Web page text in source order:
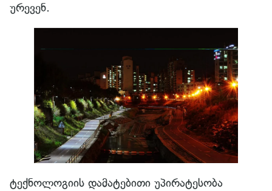
ურევენ.
ტექნოლოგიის დამატებითი უპირატესობა